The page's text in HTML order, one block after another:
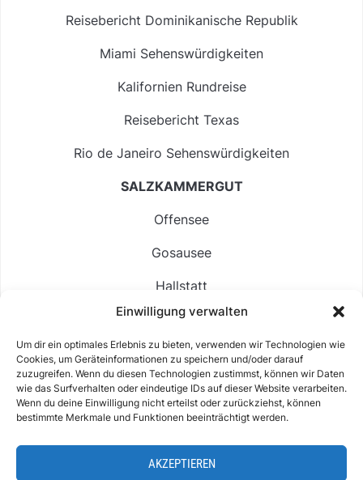
Einwilligung verwalten
Um dir ein optimales Erlebnis zu bieten, verwenden wir Technologien wie
Cookies, um Geräteinformationen zu speichern und/oder darauf
zuzugreifen. Wenn du diesen Technologien zustimmst, können wir Daten
wie das Surfverhalten oder eindeutige IDs auf dieser Website verarbeiten.
Wenn du deine Einwilligung nicht erteilst oder zurückziehst, können
bestimmte Merkmale und Funktionen beeinträchtigt werden.
AKZEPTIEREN
Reisebericht Dominikanische Republik
Miami Sehenswürdigkeiten
Kalifornien Rundreise
Reisebericht Texas
Rio de Janeiro Sehenswürdigkeiten
SALZKAMMERGUT
Offensee
Gosausee
Hallstatt
Langbathsee
Altausseer See
Hintersee
IMPRESSUM & KONTAKT